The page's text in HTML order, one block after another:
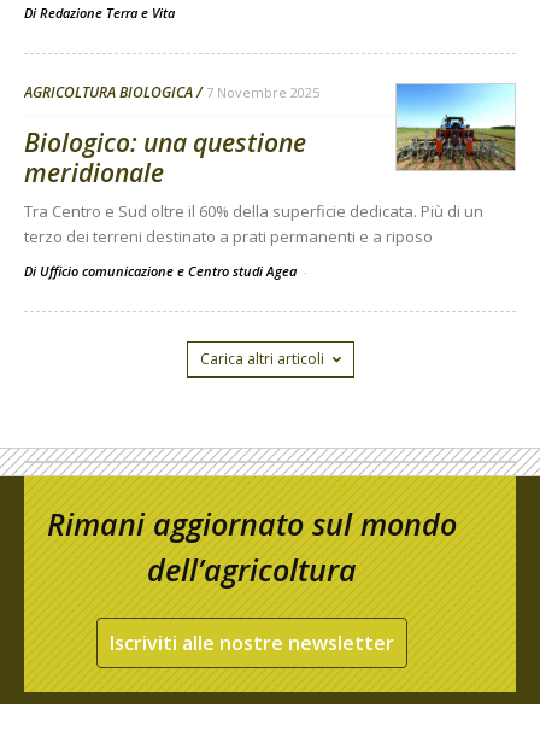
Di Redazione Terra e Vita
AGRICOLTURA BIOLOGICA 7 Novembre 2025
Biologico: una questione
meridionale
Tra Centro e Sud oltre il 60% della superficie dedicata. Più di un
terzo dei terreni destinato a prati permanenti e a riposo
Di Ufficio comunicazione e Centro studi Agea -
Carica altri articoli
Rimani aggiornato sul mondo
dell’agricoltura
Iscriviti alle nostre newsletter